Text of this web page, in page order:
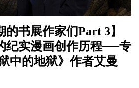
的书展作家们Part 3】
纪实漫画创作历程──专
中的地狱》作者艾曼